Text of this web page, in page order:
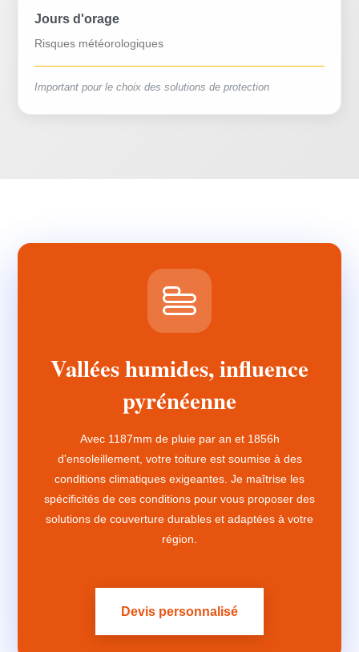
Jours d'orage
Risques météorologiques
Important pour le choix des solutions de protection
Vallées humides, influence
pyrénéenne
Avec 1187mm de pluie par an et 1856h
d'ensoleillement, votre toiture est soumise à des
conditions climatiques exigeantes. Je maîtrise les
spécificités de ces conditions pour vous proposer des
solutions de couverture durables et adaptées à votre
région.
Devis personnalisé